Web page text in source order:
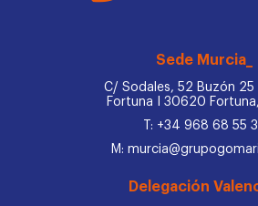
Sede Murcia_
C/ Sodales, 52 Buzón 25
Fortuna I 30620
T: +34 968 68 55
M:
Delegación